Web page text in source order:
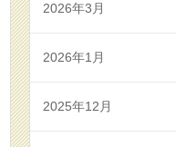
2026年3月
2026年1月
2025年12月